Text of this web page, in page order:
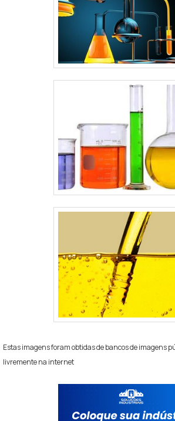
Estas imagens foram obtidas de bancos de imagens
livremente na internet